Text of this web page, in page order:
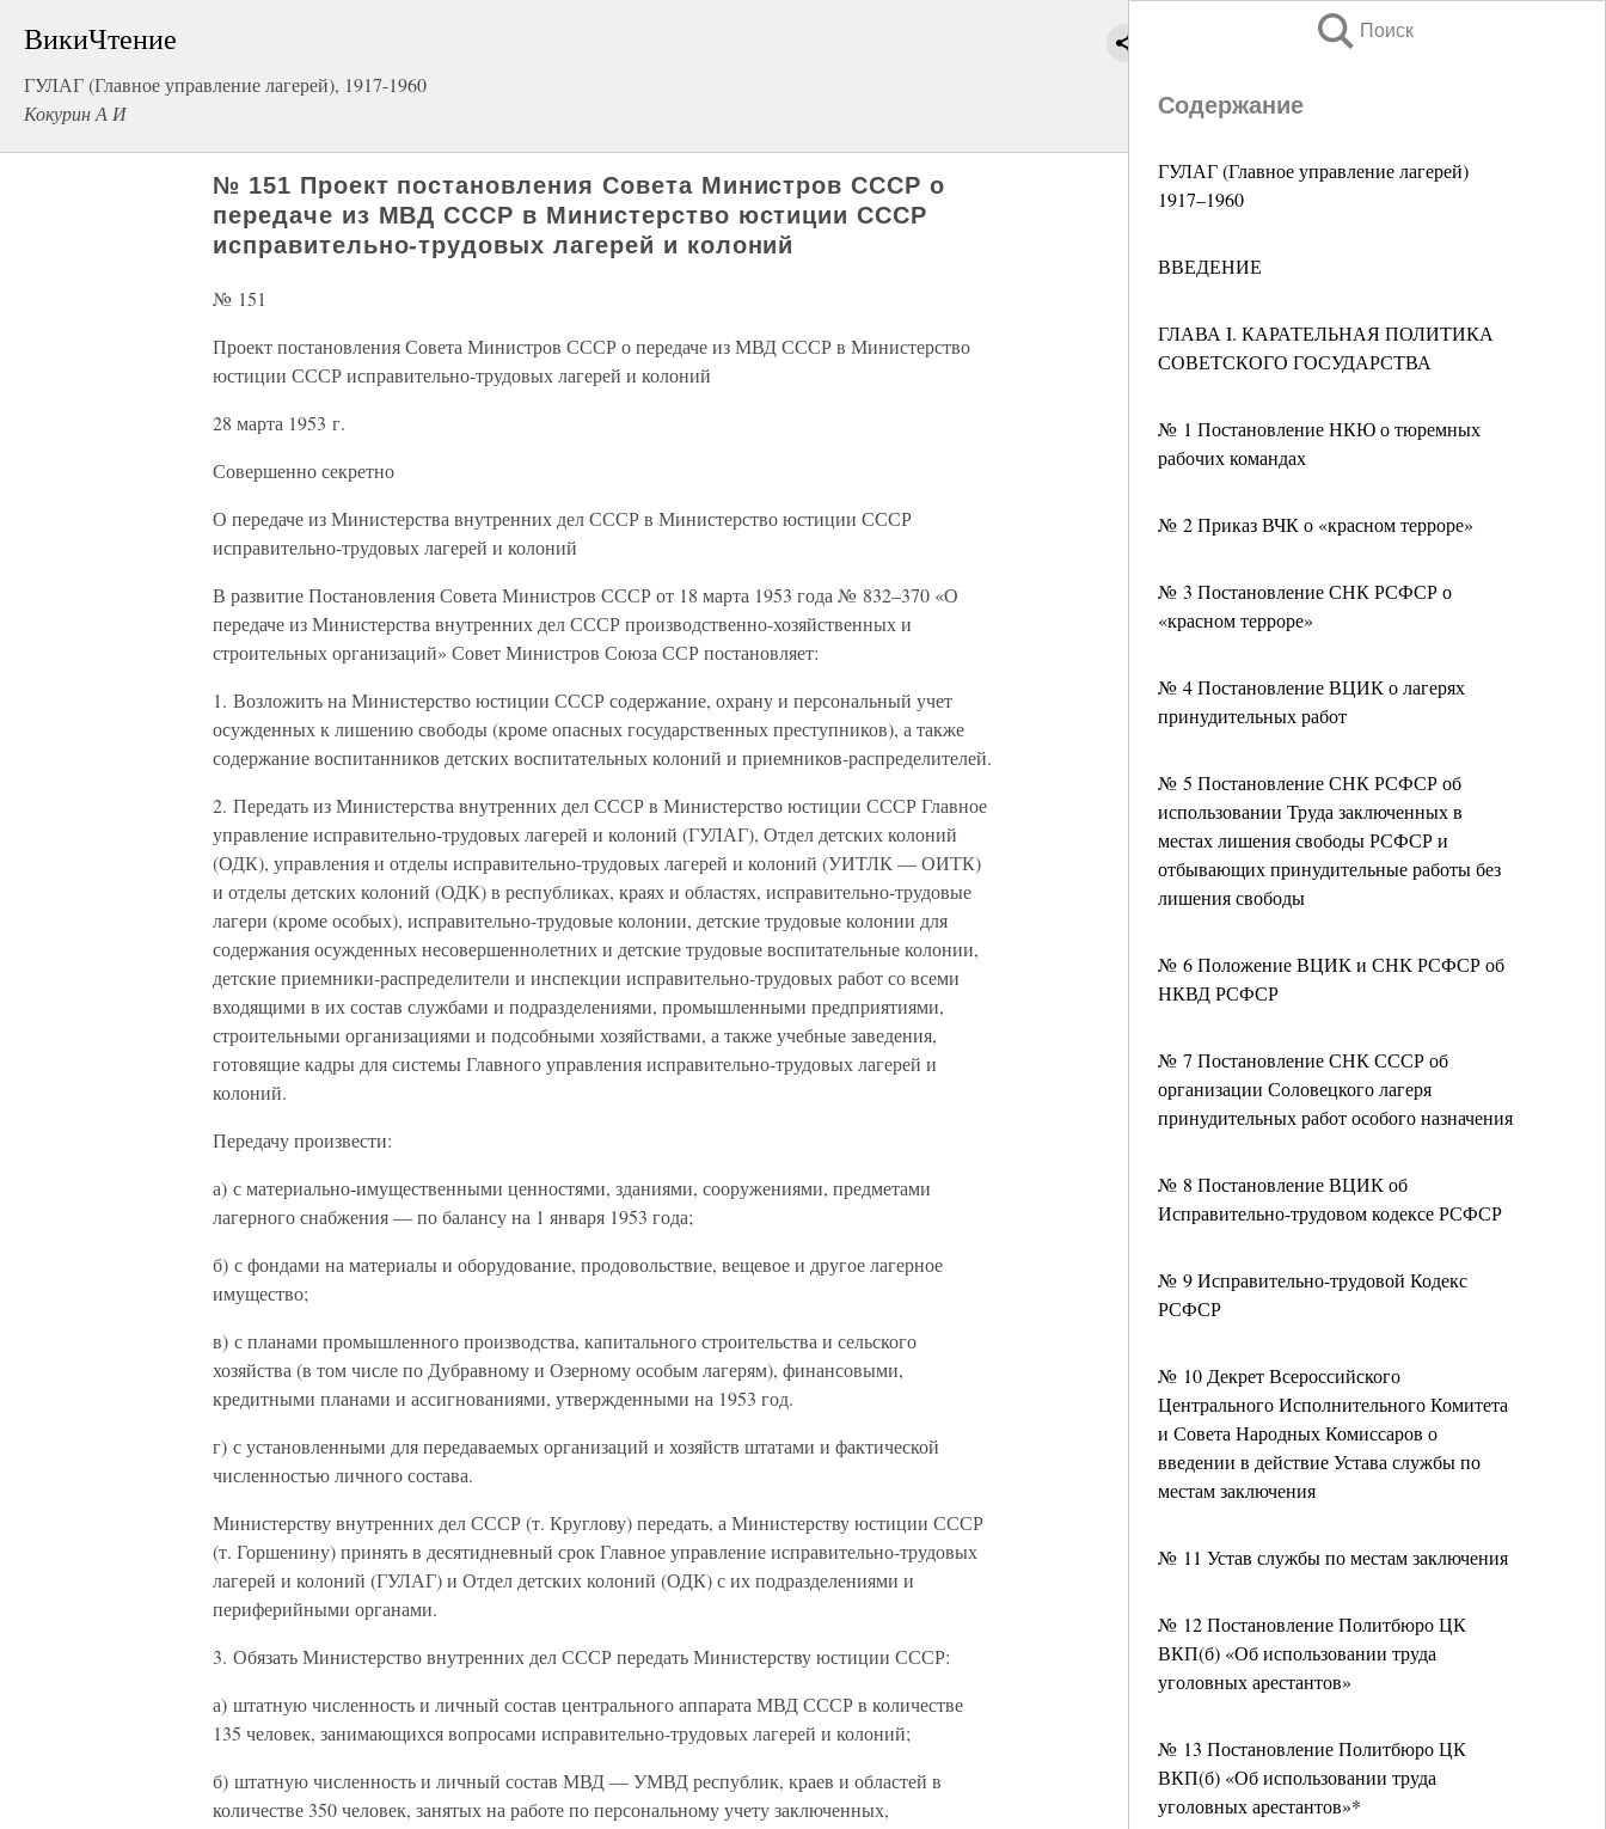
ВикиЧтение
ГУЛАГ (Главное управление лагерей), 1917-1960
Кокурин А И
Поиск
Содержание
ГУЛАГ (Главное управление лагерей)
1917–1960
ВВЕДЕНИЕ
ГЛАВА I. КАРАТЕЛЬНАЯ ПОЛИТИКА
СОВЕТСКОГО ГОСУДАРСТВА
№ 1 Постановление НКЮ о тюремных
рабочих командах
№ 2 Приказ ВЧК о «красном терроре»
№ 3 Постановление СНК РСФСР о
«красном терроре»
№ 4 Постановление ВЦИК о лагерях
принудительных работ
№ 5 Постановление СНК РСФСР об
использовании Труда заключенных в
местах лишения свободы РСФСР и
отбывающих принудительные работы без
лишения свободы
№ 6 Положение ВЦИК и СНК РСФСР об
НКВД РСФСР
№ 7 Постановление СНК СССР об
организации Соловецкого лагеря
принудительных работ особого назначения
№ 8 Постановление ВЦИК об
Исправительно-трудовом кодексе РСФСР
№ 9 Исправительно-трудовой Кодекс
РСФСР
№ 10 Декрет Всероссийского
Центрального Исполнительного Комитета
и Совета Народных Комиссаров о
введении в действие Устава службы по
местам заключения
№ 11 Устав службы по местам заключения
№ 12 Постановление Политбюро ЦК
ВКП(б) «Об использовании труда
уголовных арестантов»
№ 13 Постановление Политбюро ЦК
ВКП(б) «Об использовании труда
уголовных арестантов»*
№ 151 Проект постановления Совета Министров СССР о
передаче из МВД СССР в Министерство юстиции СССР
исправительно-трудовых лагерей и колоний
№ 151
Проект постановления Совета Министров СССР о передаче из МВД СССР в Министерство
юстиции СССР исправительно-трудовых лагерей и колоний
28 марта 1953 г.
Совершенно секретно
О передаче из Министерства внутренних дел СССР в Министерство юстиции СССР
исправительно-трудовых лагерей и колоний
В развитие Постановления Совета Министров СССР от 18 марта 1953 года № 832–370 «О
передаче из Министерства внутренних дел СССР производственно-хозяйственных и
строительных организаций» Совет Министров Союза ССР постановляет:
1. Возложить на Министерство юстиции СССР содержание, охрану и персональный учет
осужденных к лишению свободы (кроме опасных государственных преступников), а также
содержание воспитанников детских воспитательных колоний и приемников-распределителей.
2. Передать из Министерства внутренних дел СССР в Министерство юстиции СССР Главное
управление исправительно-трудовых лагерей и колоний (ГУЛАГ), Отдел детских колоний
(ОДК), управления и отделы исправительно-трудовых лагерей и колоний (УИТЛК — ОИТК)
и отделы детских колоний (ОДК) в республиках, краях и областях, исправительно-трудовые
лагери (кроме особых), исправительно-трудовые колонии, детские трудовые колонии для
содержания осужденных несовершеннолетних и детские трудовые воспитательные колонии,
детские приемники-распределители и инспекции исправительно-трудовых работ со всеми
входящими в их состав службами и подразделениями, промышленными предприятиями,
строительными организациями и подсобными хозяйствами, а также учебные заведения,
готовящие кадры для системы Главного управления исправительно-трудовых лагерей и
колоний.
Передачу произвести:
а) с материально-имущественными ценностями, зданиями, сооружениями, предметами
лагерного снабжения — по балансу на 1 января 1953 года;
б) с фондами на материалы и оборудование, продовольствие, вещевое и другое лагерное
имущество;
в) с планами промышленного производства, капитального строительства и сельского
хозяйства (в том числе по Дубравному и Озерному особым лагерям), финансовыми,
кредитными планами и ассигнованиями, утвержденными на 1953 год.
г) с установленными для передаваемых организаций и хозяйств штатами и фактической
численностью личного состава.
Министерству внутренних дел СССР (т. Круглову) передать, а Министерству юстиции СССР
(т. Горшенину) принять в десятидневный срок Главное управление исправительно-трудовых
лагерей и колоний (ГУЛАГ) и Отдел детских колоний (ОДК) с их подразделениями и
периферийными органами.
3. Обязать Министерство внутренних дел СССР передать Министерству юстиции СССР:
а) штатную численность и личный состав центрального аппарата МВД СССР в количестве
135 человек, занимающихся вопросами исправительно-трудовых лагерей и колоний;
б) штатную численность и личный состав МВД — УМВД республик, краев и областей в
количестве 350 человек, занятых на работе по персональному учету заключенных,